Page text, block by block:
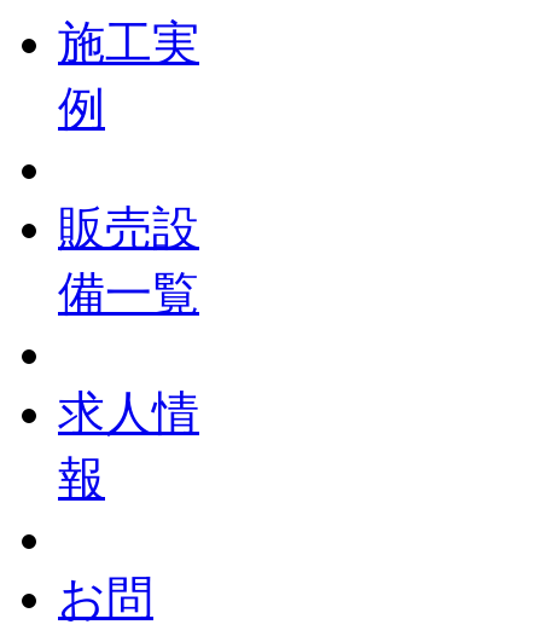
施工実
例
販売設
備一覧
求人情
報
お問